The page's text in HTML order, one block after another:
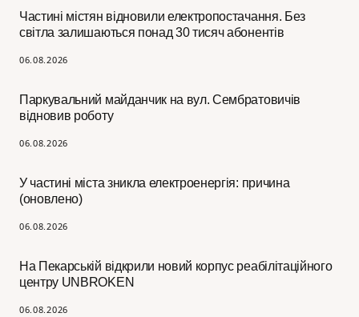
Частині містян відновили електропостачання. Без
світла залишаються понад 30 тисяч абонентів
06.08.2026
Паркувальний майданчик на вул. Сембратовичів
відновив роботу
06.08.2026
У частині міста зникла електроенергія: причина
(оновлено)
06.08.2026
На Пекарській відкрили новий корпус реабілітаційного
центру UNBROKEN
06.08.2026